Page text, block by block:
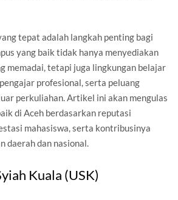
tepat adalah langkah penting bagi
yang baik tidak hanya menyediakan
memadai, tetapi juga lingkungan belajar
profesional, serta peluang
perkuliahan. Artikel ini akan mengulas
di Aceh berdasarkan reputasi
mahasiswa, serta kontribusinya
daerah dan nasional.
Kuala (USK)